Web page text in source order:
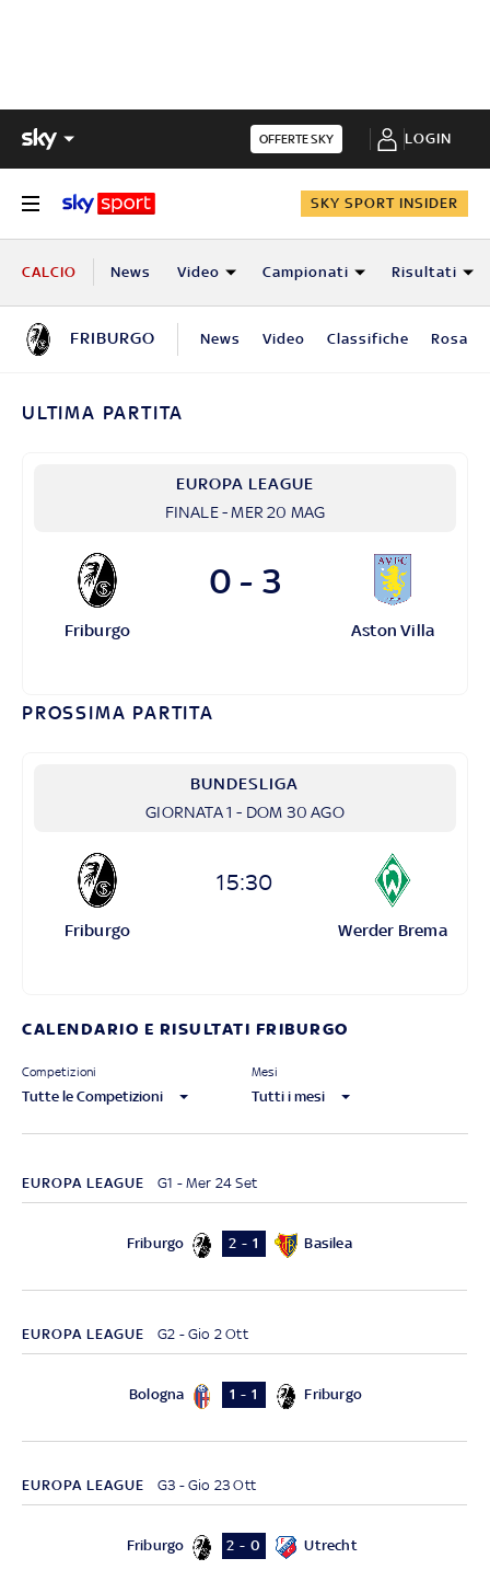
OFFERTE SKY LOGIN
SKY SPORT INSIDER
CALCIO News Video Campionati Risultati
FRIBURGO News Video Classifiche Rosa
ULTIMA PARTITA
EUROPA LEAGUE
FINALE-MER 20 MAG
Friburgo
0 - 3
Aston Villa
PROSSIMA PARTITA
BUNDESLIGA
GIORNATA 1 - DOM 30 AGO
Friburgo
15:30
Werder Brema
CALENDARIO E RISULTATI FRIBURGO
Competizioni
Tutte le Competizioni
Mesi
Tutti i mesi
EUROPA LEAGUE G1 - Mer 24 Set
Friburgo 2 - 1 Basilea
EUROPA LEAGUE G2 - Gio 2 Ott
Bologna 1 - 1 Friburgo
EUROPA LEAGUE G3 - Gio 23 Ott
Friburgo 2 - 0 Utrecht